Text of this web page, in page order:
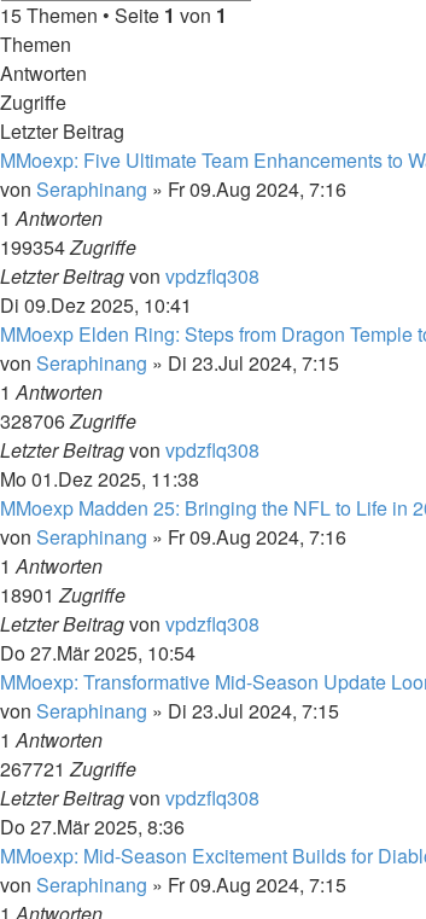
15 Themen • Seite 1 von 1
Themen
Antworten
Zugriffe
Letzter Beitrag
MMoexp: Five Ultimate Team Enhancements to
von Seraphinang » Fr 09.Aug 2024, 7:16
1Antworten
199354Zugriffe
Letzter Beitragvon vpdzflq308
Di 09.Dez 2025, 10:41
MMoexp Elden Ring: Steps from Dragon Temple
von Seraphinang » Di 23.Jul 2024, 7:15
1Antworten
328706Zugriffe
Letzter Beitragvon vpdzflq308
Mo 01.Dez 2025, 11:38
MMoexp Madden 25: Bringing the NFL to Life in
von Seraphinang » Fr 09.Aug 2024, 7:16
1Antworten
18901Zugriffe
Letzter Beitragvon vpdzflq308
Do 27.Mär 2025, 10:54
MMoexp: Transformative Mid-Season Update
von Seraphinang » Di 23.Jul 2024, 7:15
1Antworten
267721Zugriffe
Letzter Beitragvon vpdzflq308
Do 27.Mär 2025, 8:36
MMoexp: Mid-Season Excitement Builds for
von Seraphinang » Fr 09.Aug 2024, 7:15